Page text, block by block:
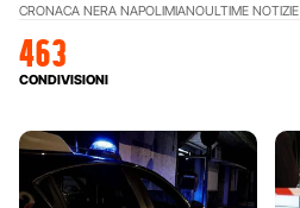
CRONACA NERA NAPOLIMIANOULTIME NOTIZIE
463
CONDIVISIONI